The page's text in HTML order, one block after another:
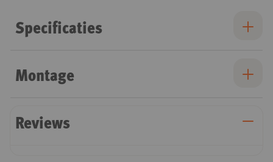
Specificaties
Montage
Reviews